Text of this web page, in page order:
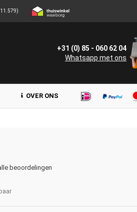
+31 (0) 85 - 060 62 04
Whatsapp met ons
OVER ONS
beoordelingen